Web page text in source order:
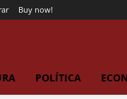
Buy now!
POLÍTICA